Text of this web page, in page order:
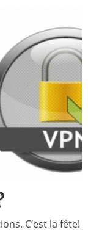
C’est la fête!